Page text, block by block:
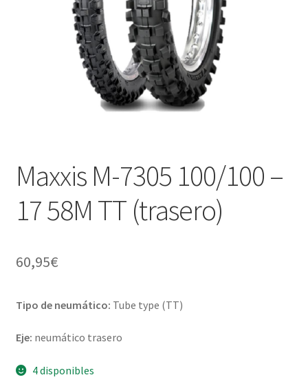
Maxxis M-7305 100/100 –
17 58M TT (trasero)
60,95€
Tipo de neumático: Tube type (TT)
Eje: neumático trasero
4 disponibles